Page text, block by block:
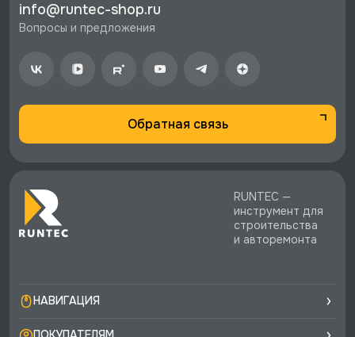
стоимости заказа.
экспертная поддержка.
info@runtec-shop.ru
Вопросы и предложения
Обратная связь
RUNTEC —
инструмент для
строительства
и авторемонта
НАВИГАЦИЯ